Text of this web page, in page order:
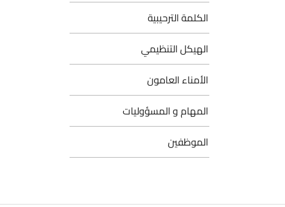
الكلمة الترحيبية
الهيكل التنظيمي
الأمناء العامون
المهام و المسؤوليات
الموظفين